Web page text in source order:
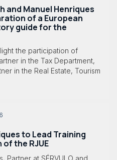
and Manuel Henriques
of a European
guide for the
the participation of
in the Tax Department,
in the Real Estate, Tourism
to Lead Training
the RJUE
Partner at SÉRVULO and